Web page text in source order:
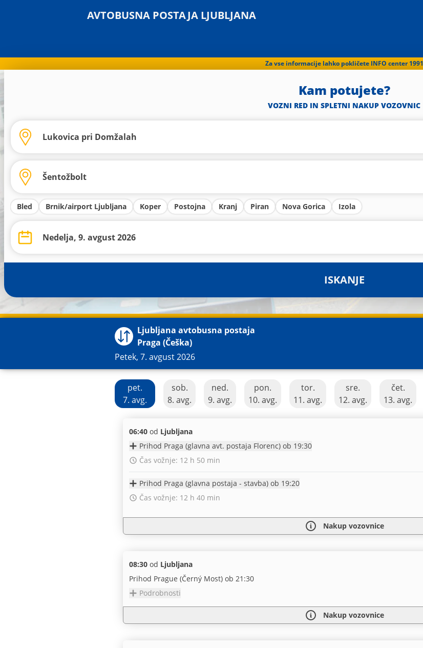
AVTOBUSNA POSTAJA LJUBLJANA
Za vse informacije lahko pokličete INFO center 1991
Kam potujete?
VOZNI RED IN SPLETNI NAKUP VOZOVNIC
Bled Brnik/airport Ljubljana Koper Postojna Kranj Piran Nova Gorica Izola
ISKANJE
Ljubljana avtobusna postaja
Praga (Češka)
Petek, 7. avgust 2026
pet.
7. avg.
sob.
8. avg.
ned.
9. avg.
pon.
10. avg.
tor.
11. avg.
sre.
12. avg.
čet.
13. avg.
06:40 od Ljubljana
Prihod Praga (glavna avt. postaja Florenc) ob 19:30
Čas vožnje: 12 h 50 min
Prihod Praga (glavna postaja - stavba) ob 19:20
Čas vožnje: 12 h 40 min
Nakup vozovnice
08:30 od Ljubljana
Prihod Prague (Černý Most) ob 21:30
Podrobnosti
Nakup vozovnice